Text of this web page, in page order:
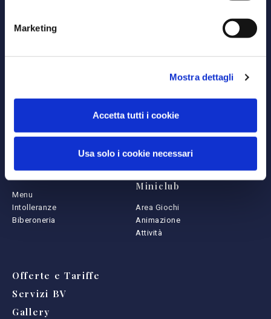
Marketing
Mostra dettagli
Accetta tutti i cookie
Usa solo i cookie necessari
La Struttura
Camere
Miniclub
Classic
Ristorante
Menu
Intolleranze
Biberoneria
Mare
Natura & Paesaggi
Arte & Cultura
Animazione e Servizi
Attività per Adulti
Attività Miniclub
Miniclub
Area Giochi
Animazione
Attività
Offerte e Tariffe
Servizi BV
Gallery